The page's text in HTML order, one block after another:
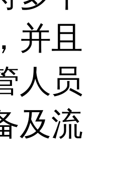
并且
人员
及流